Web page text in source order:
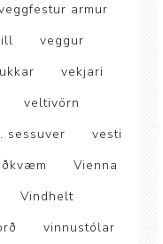
armur
veggur
vekjari
veltivörn
sessuver
vesti
Vienna
Vindhelt
vinnustólar